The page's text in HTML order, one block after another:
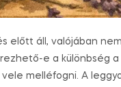
előtt áll, valójában
e a különbség
melléfogni. A